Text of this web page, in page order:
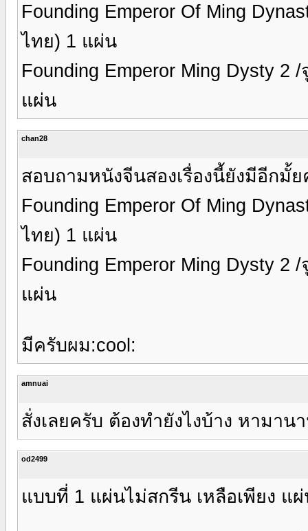
Founding Emperor Of Ming
ไทย) 1 แผ่น
Founding Emperor Ming Dysty 2
แผ่น
chan28
สอบถามหนังจีนสองเรื่องนี้ยังมีอีกมั้ย
Founding Emperor Of Ming
ไทย) 1 แผ่น
Founding Emperor Ming Dysty 2
แผ่น
มีครับผม:cool:
amnuai
สั่งเลยครับ ต้องทำยังไงบ้าง หามา
od2499
แบบที่ 1 แผ่นไม่สกรีน เหลือเพียง แ